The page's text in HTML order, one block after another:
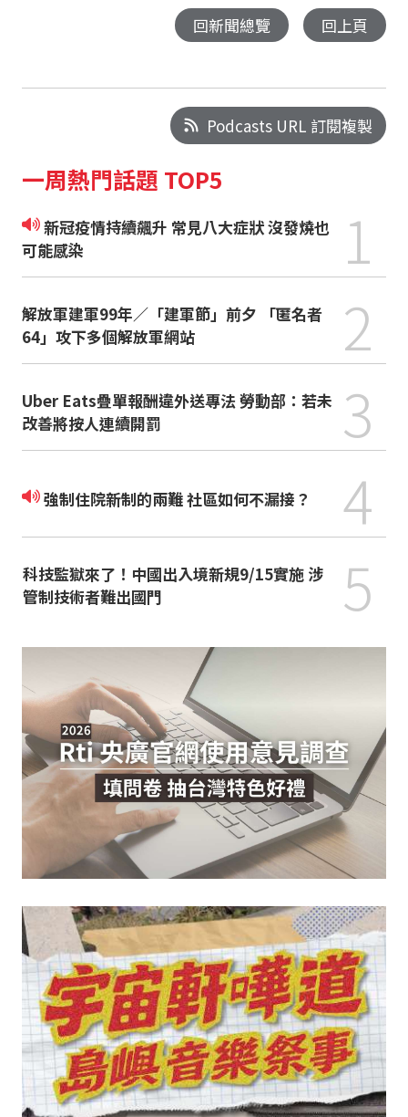
回新聞總覽 回上頁
Podcasts URL 訂閱複製
一周熱門話題 TOP5
新冠疫情持續飆升 常見八大症狀 沒發燒也
可能感染
1
解放軍建軍99年／「建軍節」前夕 「匿名者
64」攻下多個解放軍網站
2
Uber Eats疊單報酬違外送專法 勞動部：若未
改善將按人連續開罰
3
強制住院新制的兩難 社區如何不漏接？ 4
科技監獄來了！中國出入境新規9/15實施 涉
管制技術者難出國門
5